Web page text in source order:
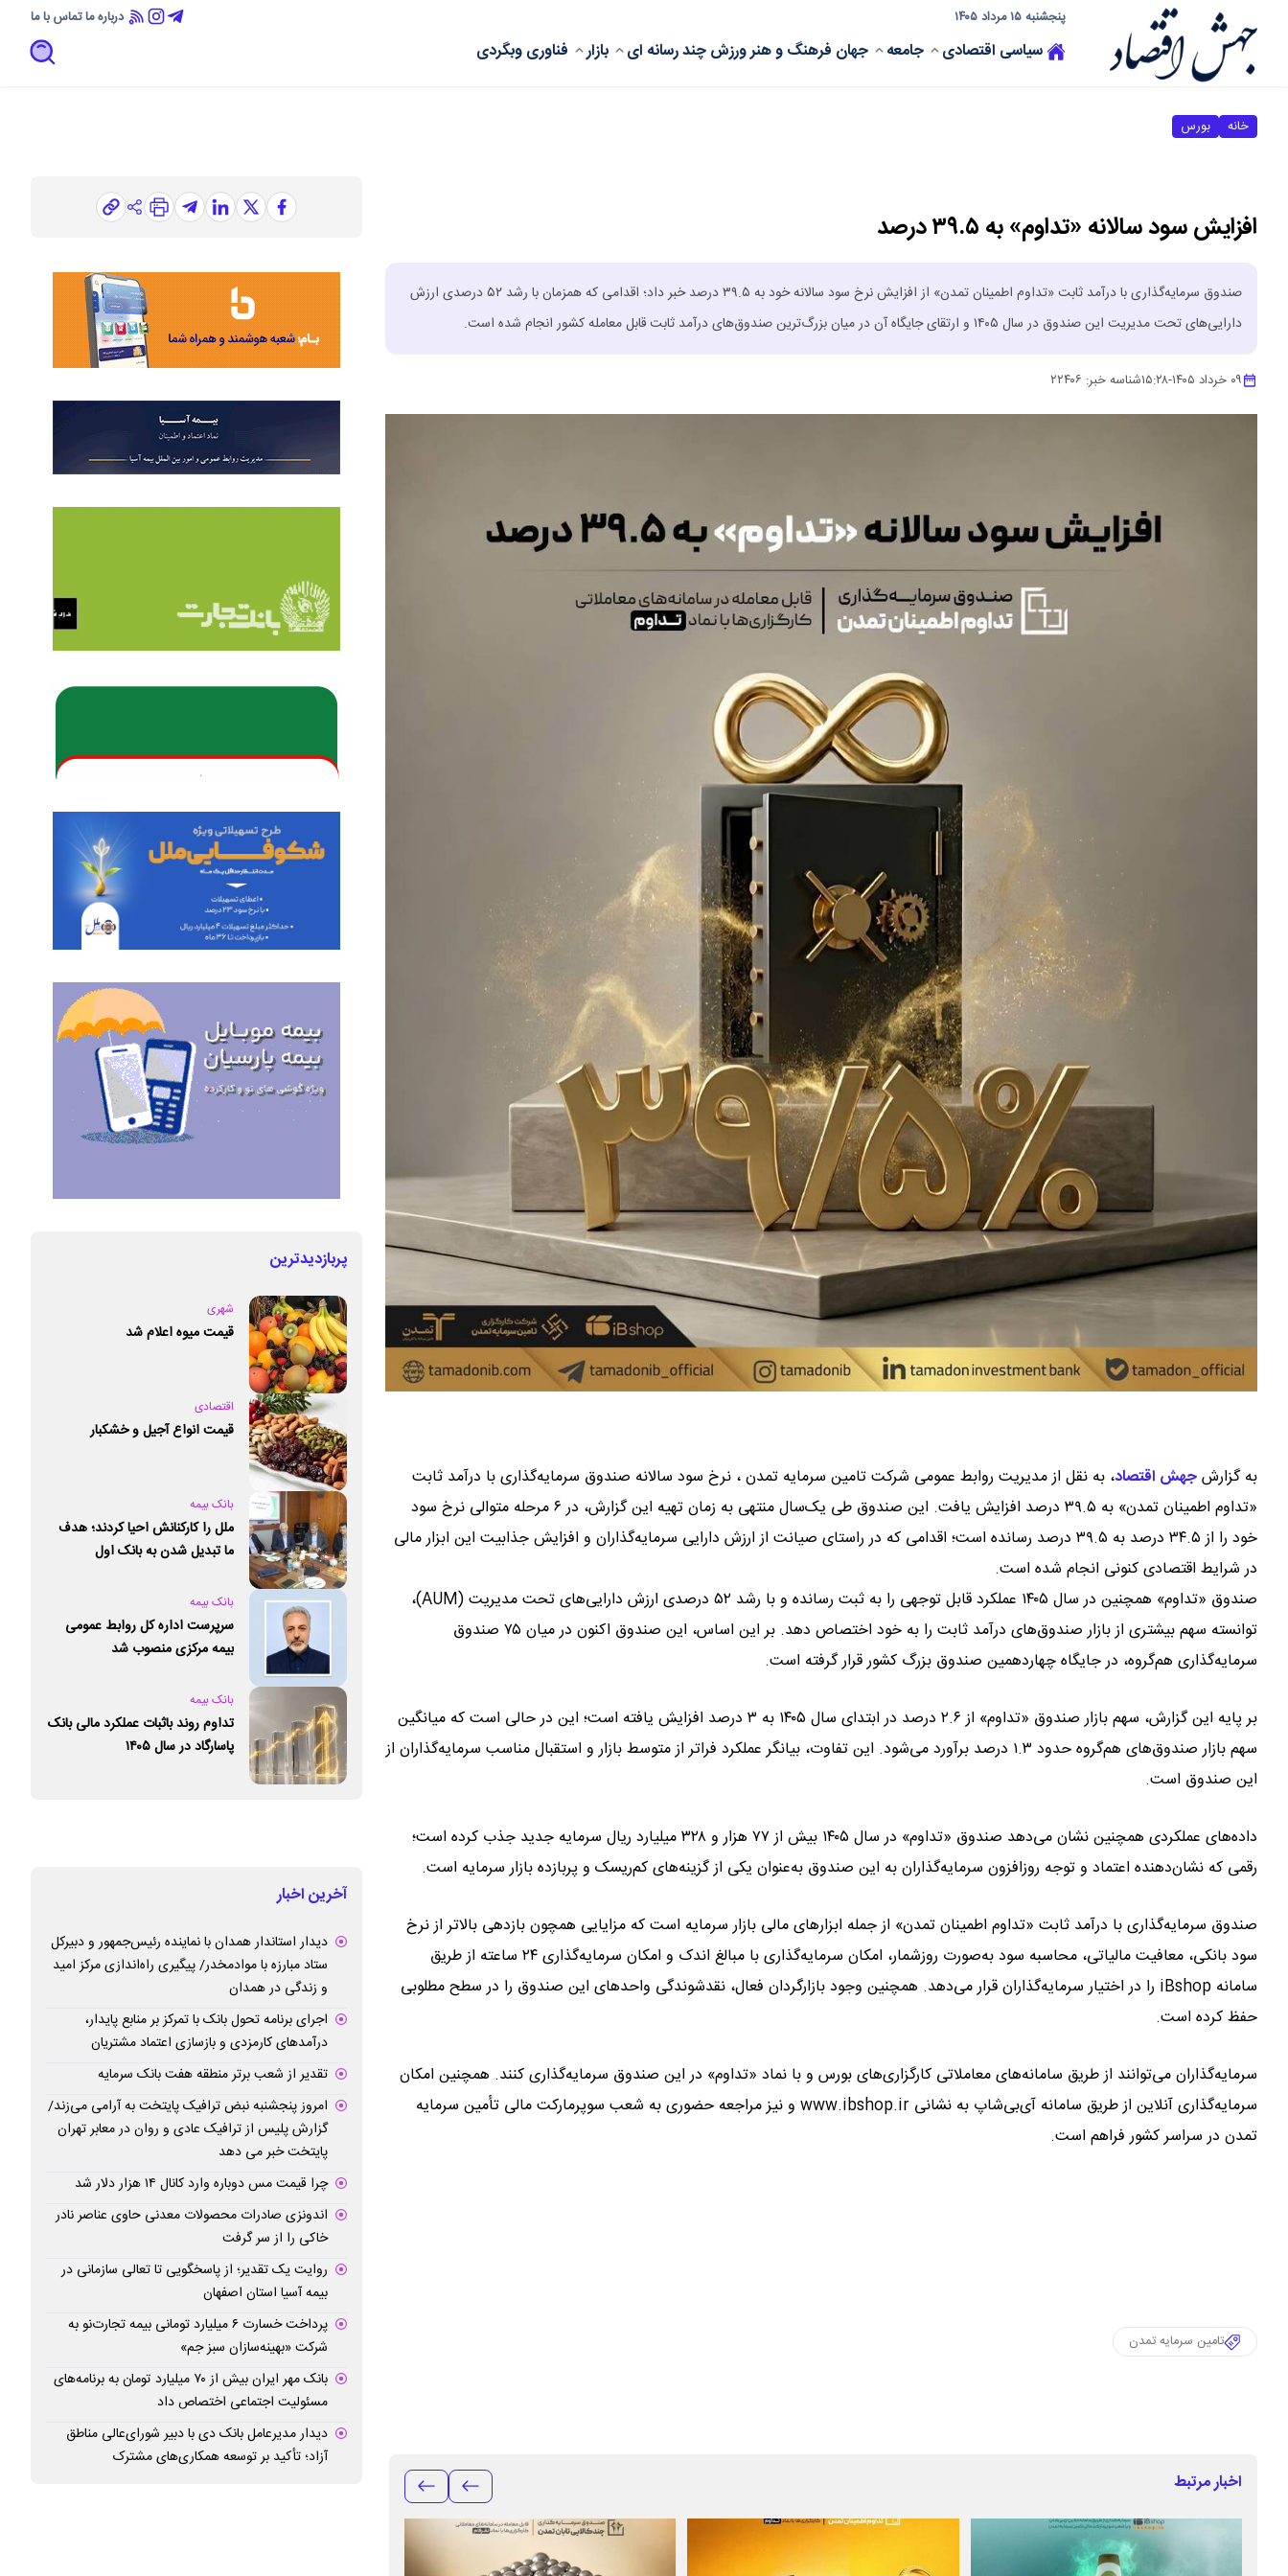
پنجشنبه ۱۵ مرداد ۱۴۰۵ درباره ماتماس با ما
سیاسی اقتصادی جامعه جهان فرهنگ و هنرورزشچند رسانه ای بازار فناوریوبگردی
خانه بورس
افزایش سود سالانه «تداوم» به ۳۹.۵ درصد
صندوق سرمایه‌گذاری با درآمد ثابت «تداوم اطمینان تمدن» از افزایش نرخ سود سالانه خود به ۳۹.۵ درصد خبر داد؛ اقدامی که همزمان با رشد ۵۲ درصدی ارزش
دارایی‌های تحت مدیریت این صندوق در سال ۱۴۰۵ و ارتقای جایگاه آن در میان بزرگ‌ترین صندوق‌های درآمد ثابت قابل معامله کشور انجام شده است.
۰۹ خرداد ۱۴۰۵ -۱۵:۲۸شناسه خبر: ۲۲۴۰۶
به گزارشجهش اقتصاد، به نقل از مدیریت روابط عمومی شرکت تامین سرمایه تمدن ، نرخ سود سالانه صندوق سرمایه‌گذاری با درآمد ثابت
«تداوم اطمینان تمدن» به ۳۹.۵ درصد افزایش یافت. این صندوق طی یک‌سال منتهی به زمان تهیه این گزارش، در ۶ مرحله متوالی نرخ سود
خود را از ۳۴.۵ درصد به ۳۹.۵ درصد رسانده است؛ اقدامی که در راستای صیانت از ارزش دارایی سرمایه‌گذاران و افزایش جذابیت این ابزار مالی
در شرایط اقتصادی کنونی انجام شده است.
صندوق «تداوم» همچنین در سال ۱۴۰۵ عملکرد قابل توجهی را به ثبت رسانده و با رشد ۵۲ درصدی ارزش دارایی‌های تحت مدیریت (AUM)،
توانسته سهم بیشتری از بازار صندوق‌های درآمد ثابت را به خود اختصاص دهد. بر این اساس، این صندوق اکنون در میان ۷۵ صندوق
سرمایه‌گذاری هم‌گروه، در جایگاه چهاردهمین صندوق بزرگ کشور قرار گرفته است.
بر پایه این گزارش، سهم بازار صندوق «تداوم» از ۲.۶ درصد در ابتدای سال ۱۴۰۵ به ۳ درصد افزایش یافته است؛ این در حالی است که میانگین
سهم بازار صندوق‌های هم‌گروه حدود ۱.۳ درصد برآورد می‌شود. این تفاوت، بیانگر عملکرد فراتر از متوسط بازار و استقبال مناسب سرمایه‌گذاران از
این صندوق است.
داده‌های عملکردی همچنین نشان می‌دهد صندوق «تداوم» در سال ۱۴۰۵ بیش از ۷۷ هزار و ۳۲۸ میلیارد ریال سرمایه جدید جذب کرده است؛
رقمی که نشان‌دهنده اعتماد و توجه روزافزون سرمایه‌گذاران به این صندوق به‌عنوان یکی از گزینه‌های کم‌ریسک و پربازده بازار سرمایه است.
صندوق سرمایه‌گذاری با درآمد ثابت «تداوم اطمینان تمدن» از جمله ابزارهای مالی بازار سرمایه است که مزایایی همچون بازدهی بالاتر از نرخ
سود بانکی، معافیت مالیاتی، محاسبه سود به‌صورت روزشمار، امکان سرمایه‌گذاری با مبالغ اندک و امکان سرمایه‌گذاری ۲۴ ساعته از طریق
سامانه iBshop را در اختیار سرمایه‌گذاران قرار می‌دهد. همچنین وجود بازارگردان فعال، نقدشوندگی واحدهای این صندوق را در سطح مطلوبی
حفظ کرده است.
سرمایه‌گذاران می‌توانند از طریق سامانه‌های معاملاتی کارگزاری‌های بورس و با نماد «تداوم» در این صندوق سرمایه‌گذاری کنند. همچنین امکان
سرمایه‌گذاری آنلاین از طریق سامانه آی‌بی‌شاپ به نشانی www.ibshop.ir و نیز مراجعه حضوری به شعب سوپرمارکت مالی تأمین سرمایه
تمدن در سراسر کشور فراهم است.
تامین سرمایه تمدن
اخبار مرتبط
پربازدیدترین
شهری
قیمت میوه اعلام شد
اقتصادی
قیمت انواع آجیل و خشکبار
بانک بیمه
ملل را کارکنانش احیا کردند؛ هدف
ما تبدیل شدن به بانک اول
بانک بیمه
سرپرست اداره کل روابط عمومی
بیمه مرکزی منصوب شد
بانک بیمه
تداوم روند باثبات عملکرد مالی بانک
پاسارگاد در سال ۱۴۰۵
آخرین اخبار
دیدار استاندار همدان با نماینده رئیس‌جمهور و دبیرکل
ستاد مبارزه با موادمخدر/ پیگیری راه‌اندازی مرکز امید
و زندگی در همدان
اجرای برنامه تحول بانک با تمرکز بر منابع پایدار،
درآمدهای کارمزدی و بازسازی اعتماد مشتریان
تقدیر از شعب برتر منطقه هفت بانک سرمایه
امروز پنجشنبه نبض ترافیک پایتخت به آرامی می‌زند/
گزارش پلیس از ترافیک عادی و روان در معابر تهران
پایتخت خبر می دهد
چرا قیمت مس دوباره وارد کانال ۱۴ هزار دلار شد
اندونزی صادرات محصولات معدنی حاوی عناصر نادر
خاکی را از سر گرفت
روایت یک تقدیر؛ از پاسخگویی تا تعالی سازمانی در
بیمه آسیا استان اصفهان
پرداخت خسارت ۶ میلیارد تومانی بیمه تجارت‌نو به
شرکت «بهینه‌سازان سبز جم»
بانک مهر ایران بیش از ۷۰ میلیارد تومان به برنامه‌های
مسئولیت اجتماعی اختصاص داد
دیدار مدیرعامل بانک دی با دبیر شورای‌عالی مناطق
آزاد؛ تأکید بر توسعه همکاری‌های مشترک